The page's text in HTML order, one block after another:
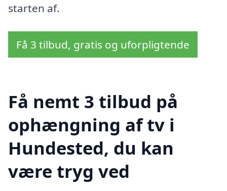
starten af.
Få 3 tilbud, gratis og uforpligtende
Få nemt 3 tilbud på
ophængning af tv i
Hundested, du kan
være tryg ved